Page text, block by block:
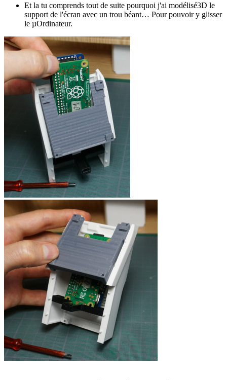
Et la tu comprends tout de suite pourquoi j'ai modélisé3D le
support de l'écran avec un trou béant… Pour pouvoir y glisser
le µOrdinateur.